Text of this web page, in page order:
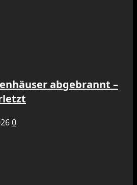
abgebrannt –
0